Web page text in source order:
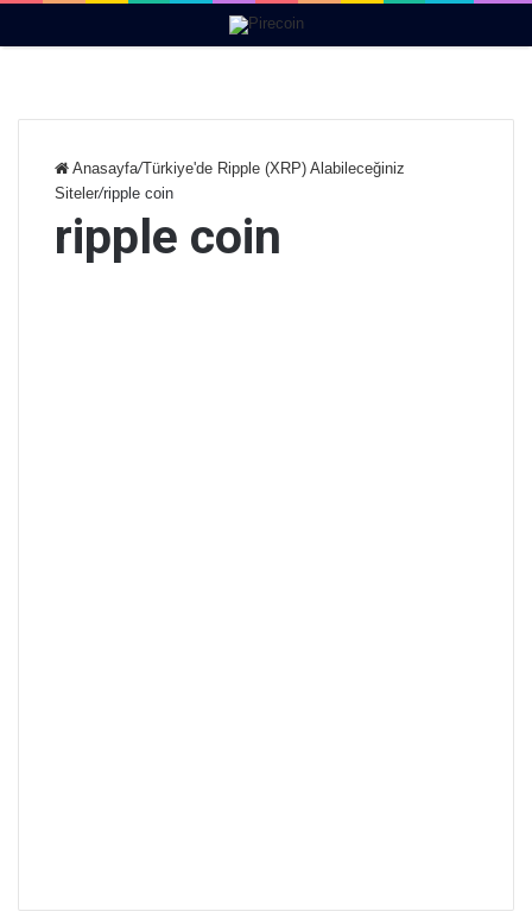
Anasayfa/Türkiye'de Ripple (XRP) Alabileceğiniz
Siteler/ripple coin
ripple coin